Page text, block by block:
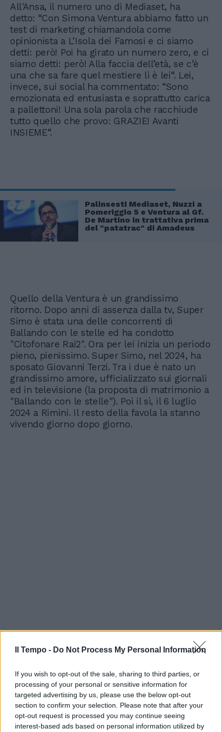
Il Tempo - Do Not Process My Personal Information
If you wish to opt-out of the sale, sharing to third parties, or
processing of your personal or sensitive information for
targeted advertising by us, please use the below opt-out
section to confirm your selection. Please note that after your
opt-out request is processed you may continue seeing
interest-based ads based on personal information utilized by
All'Ansa, il numero uno di Mediaset, ha
detto: “Con Simona Ventura abbiamo fatto un
test di marketing chiamandola come
opinionista a L’Isola dei Famosi e ci siamo
detti: però! Poi ha girato un numero zero, e ci
siamo detti: però! Alla faccia dell’età, se c’è
una che sa fare quel mestiere lì è lei“. Lei,
invece, sui social ha commentato: “Sono
emozionata ed entusiasta e soprattutto carica
a pallettoni! Una sola parola che racchiude
tutto quello che provo: GRAZIE! Avanti
INSIEME“.
Palinsesti Mediaset, Nuzzi a
Pomeriggio 5 e Ventura al Gf.
De Martino in trattativa prima
del "patatrac" di Amadeus
Quello della Ventura è un grandissimo
ritorno. Dopo anni di assenza dalla tv, Super
Simo è stata una delle concorrenti di
Ballando con le stelle ed ha condotto
"Citofonare Rai2". Ora per lei inizia un periodo
pieno, pienissimo. Super Simo, nel 2024, ha
sposato Giovanni Terzi. Tra i due è nato un
grandissimo amore, ufficializzato sui giornali
ed in televisione (la proposta di matrimonio a
"Ballando con le stelle"). Poi il sì, il 6 luglio
2024 a Rimini. Il resto della favola la stanno
vivendo giorno dopo giorno.